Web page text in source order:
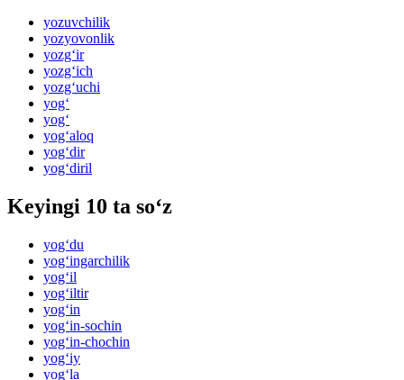
yozuvchilik
yozyovonlik
yozg‘ir
yozg‘ich
yozg‘uchi
yog‘
yog‘
yog‘aloq
yog‘dir
yog‘diril
Keyingi 10 ta so‘z
yog‘du
yog‘ingarchilik
yog‘il
yog‘iltir
yog‘in
yog‘in-sochin
yog‘in-chochin
yog‘iy
yog‘la